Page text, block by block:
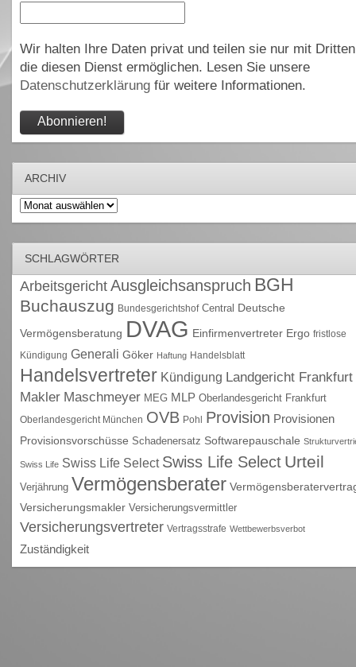
Wir halten Ihre Daten privat und teilen sie nur mit
die diesen Dienst ermöglichen. Lesen Sie unsere
Datenschutzerklärungfür weitere Informationen.
ARCHIV
Archiv
SCHLAGWÖRTER
Arbeitsgericht Ausgleichsanspruch BGH
Buchauszug Bundesgerichtshof Central Deutsche
Vermögensberatung DVAG Einfirmenvertreter Ergo fristlose
Kündigung Generali Göker Haftung Handelsblatt
Handelsvertreter Kündigung Landgericht Frankfurt
Makler Maschmeyer MEG MLP Oberlandesgericht Frankfurt
Oberlandesgericht München OVB Pohl Provision Provisionen
Provisionsvorschüsse Schadenersatz Softwarepauschale
Swiss Life Swiss Life Select Swiss Life Select Urteil
Verjährung Vermögensberater
Versicherungsmakler Versicherungsvermittler
Versicherungsvertreter Vertragsstrafe Wettbewerbsverbot
Zuständigkeit